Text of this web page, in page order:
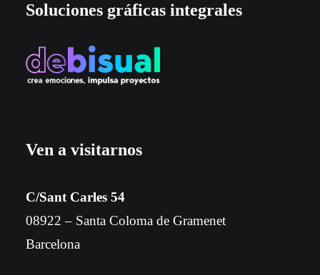
Soluciones gráficas integrales
Ven a visitarnos
C/Sant Carles 54
08922 – Santa Coloma de Gramenet
Barcelona